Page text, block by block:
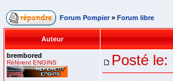
Forum Pompier » Forum libre
Auteur
brembored
Référent ENGINS Posté le: